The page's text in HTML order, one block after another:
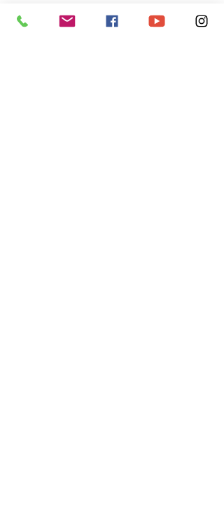
Data da Publicação: